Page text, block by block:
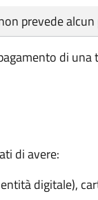
prevede
di
di avere:
digitale),